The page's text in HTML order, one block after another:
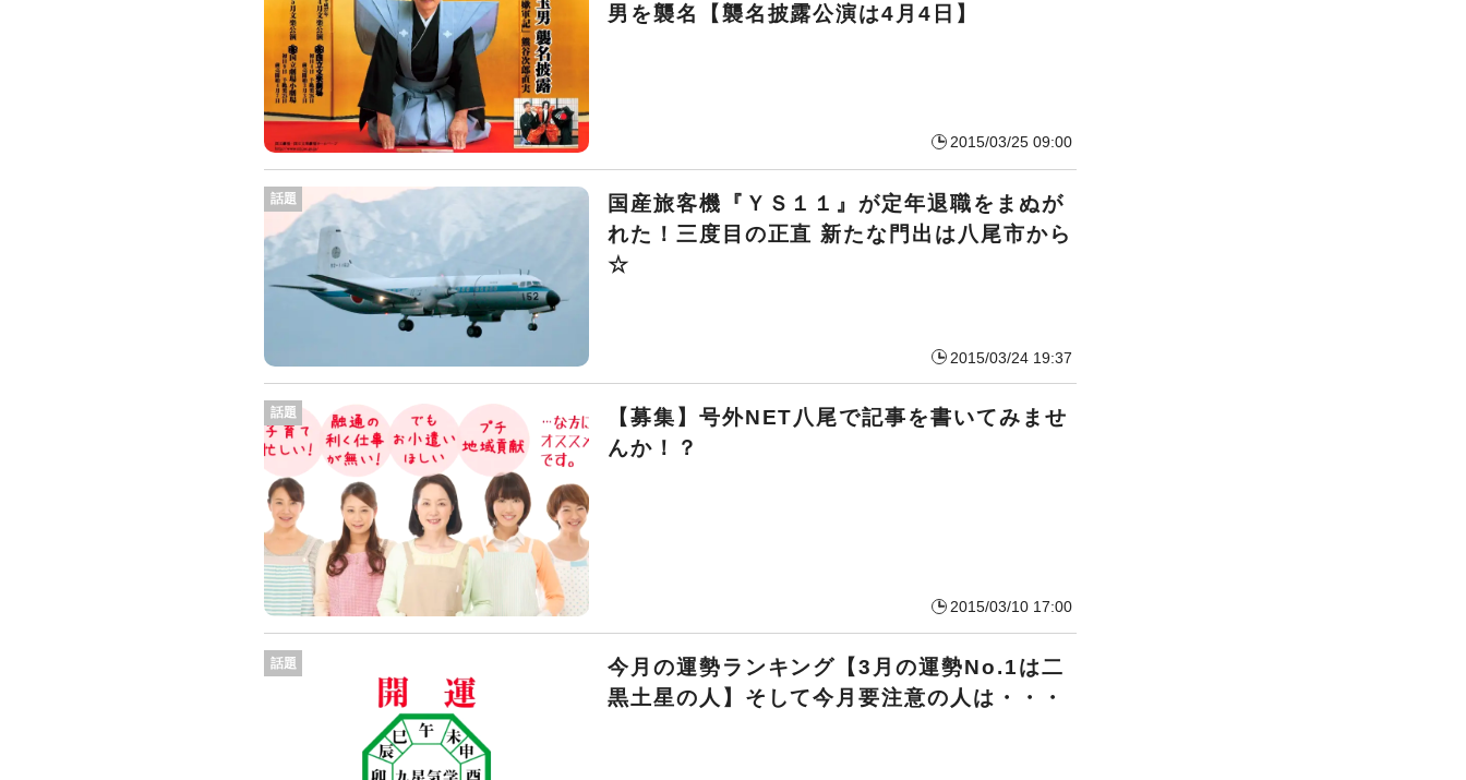
男を襲名【襲名披露公演は4月4日】
2015/03/25 09:00
国産旅客機『ＹＳ１１』が定年退職をまぬが
れた！三度目の正直 新たな門出は八尾市から
☆
2015/03/24 19:37
話題
【募集】号外NET八尾で記事を書いてみませ
んか！？
2015/03/10 17:00
話題
今月の運勢ランキング【3月の運勢No.1は二
黒土星の人】そして今月要注意の人は・・・
話題